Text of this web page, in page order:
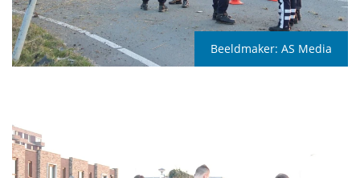
Beeldmaker: AS Media